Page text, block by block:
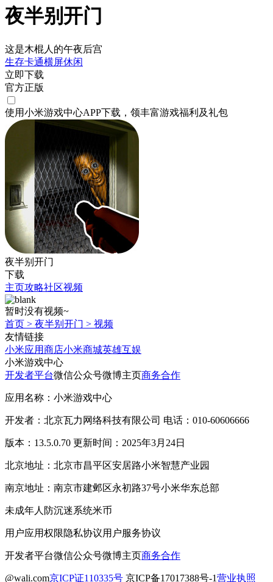
夜半别开门
这是木棍人的午夜后宫
生存卡通横屏休闲
立即下载
官方正版
使用小米游戏中心APP下载 ，领丰富游戏福利 及礼包
夜半别开门
下载
主页攻略社区视频
暂时没有视频~
首页 > 夜半别开门 > 视频
友情链接
小米应用商店小米商城英雄互娱
小米游戏中心
开发者平台微信公众号微博主页商务合作
应用名称：小米游戏中心
开发者：北京瓦力网络科技有限公司 电话：010-60606666
版本：13.5.0.70 更新时间：2025年3月24日
北京地址：北京市昌平区安居路小米智慧产业园
南京地址：南京市建邺区永初路37号小米华东总部
未成年人防沉迷系统米币
用户应用权限隐私协议用户服务协议
开发者平台微信公众号微博主页商务合作
@wali.com京ICP证110335号 京ICP备17017388号-1营业执照